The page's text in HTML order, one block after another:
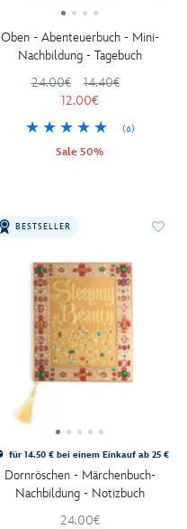
Oben - Abenteuerbuch - Mini-
Nachbildung - Tagebuch
24.00€
14.40€
12.00€
(6)
Sale 50%
BESTSELLER
für 14.50 € bei einem Einkauf ab 25 €
Dornröschen - Märchenbuch-
Nachbildung - Notizbuch
24.00€